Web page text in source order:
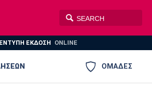
ΕΝΤΥΠΗ ΕΚΔΟΣΗ ONLINE
ΟΜΑΔΕΣ